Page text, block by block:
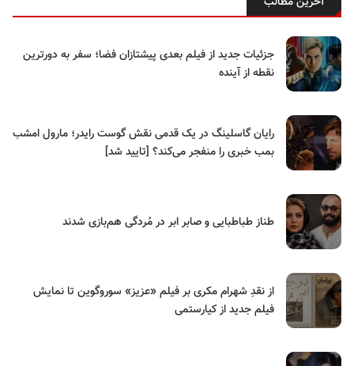
جزئیات جدید از فیلم بعدی پیشتازان فضا؛ سفر به دورترین
نقطه از آینده
رایان گاسلینگ در یک قدمی نقش گوست رایدر؛ مارول امشب
بمب خبری را منفجر می‌کند؟ [تایید شد]
طناز طباطبایی و صابر ابر در مُردگی هم‌بازی شدند
از نقدِ شهرام مکری بر فیلم «عزیز» سوروگوین تا نمایش
فیلم جدید از کیارستمی